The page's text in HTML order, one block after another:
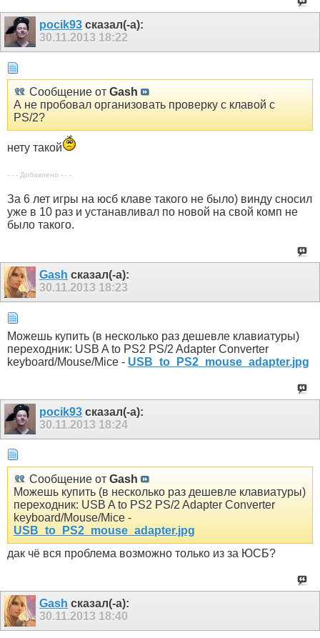
pocik93 сказал(-а):
30.11.2013 18:22
Сообщение от Gash
А не пробовал организовать проверку с клавой с
PS/2?
нету такой
- - - Добавлено - - -
За 6 лет игры на юсб клаве такого не было) винду сносил
уже в 10 раз и устанавливал по новой на свой комп не
было такого.
Gash сказал(-а):
30.11.2013 18:23
Можешь купить (в несколько раз дешевле клавиатуры)
переходник: USB A to PS2 PS/2 Adapter Converter
keyboard/Mouse/Mice - USB_to_PS2_mouse_adapter.jpg
pocik93 сказал(-а):
30.11.2013 18:24
Сообщение от Gash
Можешь купить (в несколько раз дешевле клавиатуры)
переходник: USB A to PS2 PS/2 Adapter Converter
keyboard/Mouse/Mice -
USB_to_PS2_mouse_adapter.jpg
дак чё вся проблема возможно только из за ЮСБ?
Gash сказал(-а):
30.11.2013 18:40